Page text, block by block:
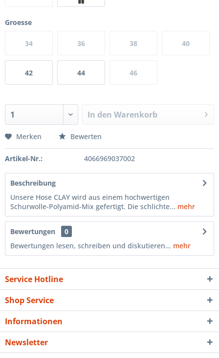
Groesse
34 36 38 40
42 44 46
In den Warenkorb
Merken Bewerten
Artikel-Nr.: 4066969037002
Beschreibung
Unsere Hose CLAY wird aus einem hochwertigen
Schurwolle-Polyamid-Mix gefertigt. Die schlichte... mehr
Bewertungen
0
Bewertungen lesen, schreiben und diskutieren... mehr
Service Hotline
Shop Service
Informationen
Newsletter